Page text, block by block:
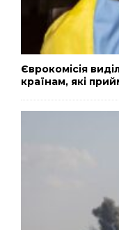
Єврокомісія
країнам, які